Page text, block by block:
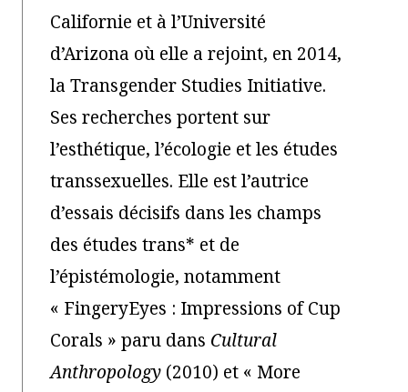
Californie et à l’Université
d’Arizona où elle a rejoint, en 2014,
la Transgender Studies Initiative.
Ses recherches portent sur
l’esthétique, l’écologie et les études
transsexuelles. Elle est l’autrice
d’essais décisifs dans les champs
des études trans* et de
l’épistémologie, notamment
« FingeryEyes : Impressions of Cup
Corals » paru dans Cultural
Anthropology (2010) et « More